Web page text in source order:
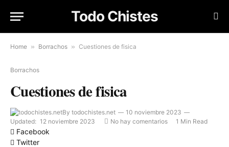
Todo Chistes
Home » Borrachos » Cuestiones de fisica
Borrachos
Cuestiones de fisica
By todochistes.net
10 noviembre 2023
Updated: 12 noviembre 2023 No hay comentarios 1 Min Read
Facebook
Twitter